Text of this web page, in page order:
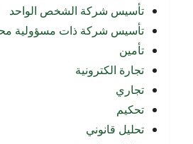
تأسيس شركة الشخص الواحد
تأسيس شركة ذات مسؤولية
تأمين
تجارة الكترونية
تجاري
تحكيم
تحليل قانوني